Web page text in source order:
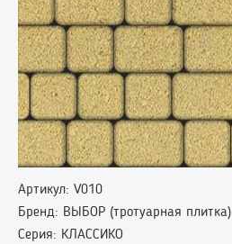
Артикул: V010
Бренд: ВЫБОР (тротуарная плитка)
Серия: КЛАССИКО